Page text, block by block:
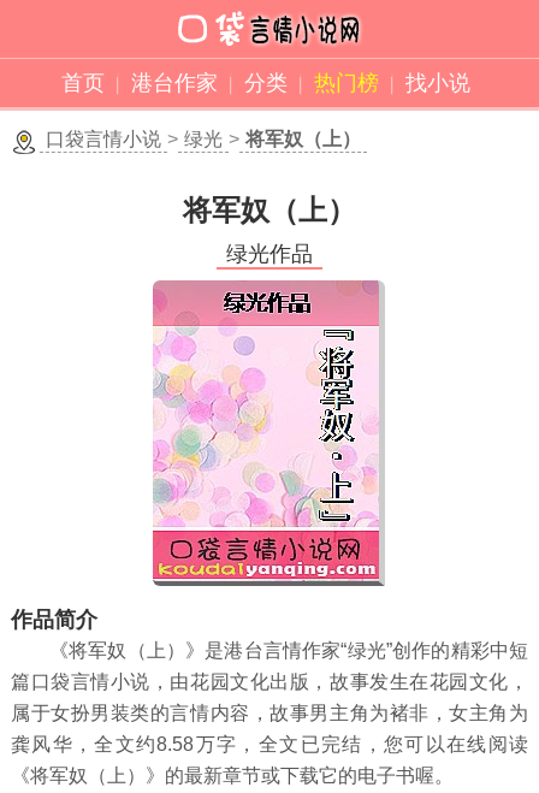
首页 港台作家 分类 热门榜 找小说
口袋言情小说 > 绿光 > 将军奴（上）
将军奴（上）
绿光作品
作品简介
《将军奴（上）》是港台言情作家“绿光”创作的精彩中短
篇口袋言情小说，由花园文化出版，故事发生在花园文化，
属于女扮男装类的言情内容，故事男主角为褚非，女主角为
龚风华，全文约8.58万字，全文已完结，您可以在线阅读
《将军奴（上）》的最新章节或下载它的电子书喔。